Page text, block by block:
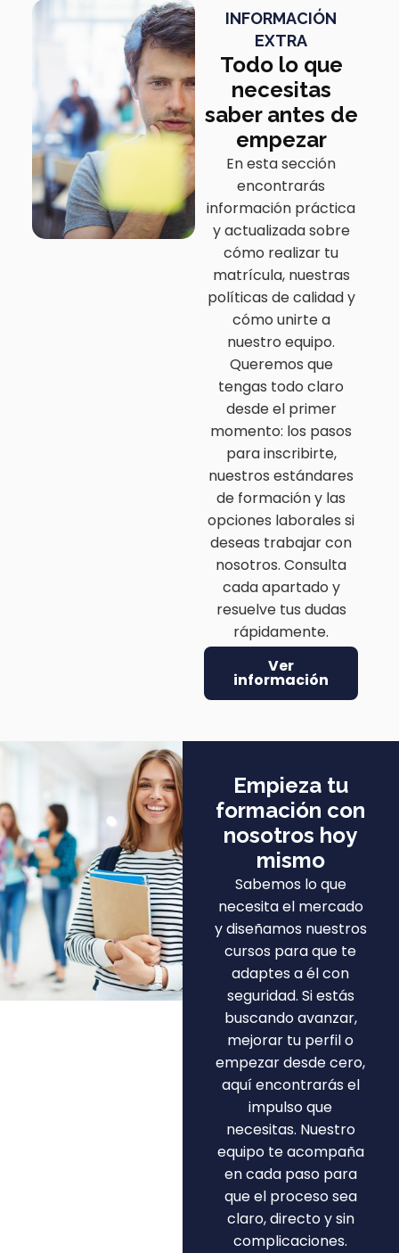
INFORMACIÓN
EXTRA
Todo lo que
necesitas
saber antes de
empezar
En esta sección
encontrarás
información práctica
y actualizada sobre
cómo realizar tu
matrícula, nuestras
políticas de calidad y
cómo unirte a
nuestro equipo.
Queremos que
tengas todo claro
desde el primer
momento: los pasos
para inscribirte,
nuestros estándares
de formación y las
opciones laborales si
deseas trabajar con
nosotros. Consulta
cada apartado y
resuelve tus dudas
rápidamente.
Ver
información
Empieza tu
formación con
nosotros hoy
mismo
Sabemos lo que
necesita el mercado
y diseñamos nuestros
cursos para que te
adaptes a él con
seguridad. Si estás
buscando avanzar,
mejorar tu perfil o
empezar desde cero,
aquí encontrarás el
impulso que
necesitas. Nuestro
equipo te acompaña
en cada paso para
que el proceso sea
claro, directo y sin
complicaciones.